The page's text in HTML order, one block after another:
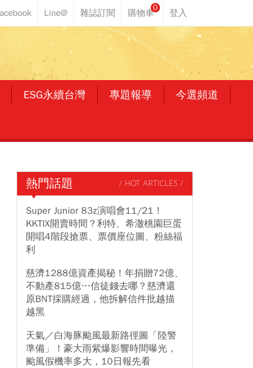
0
ESG永續台灣 專題報導 今選頻道
熱門話題 / HOT ARTICLES /
Super Junior 83z演唱會11/21！
KKTIX開賣時間？利特、希澈桃園巨蛋
開唱4階段搶票、票價座位圖、粉絲福
利
慈濟1288億資產揭秘！年捐贈72億、
不動產815億…信徒錢去哪？慈濟還
原BNT採購經過，他拆解信件批越描
越黑
天氣／白海豚颱風最新路徑圖「陸警
準備」！豪大雨紫爆影響時間曝光，
颱風假機率多大，10日報先看